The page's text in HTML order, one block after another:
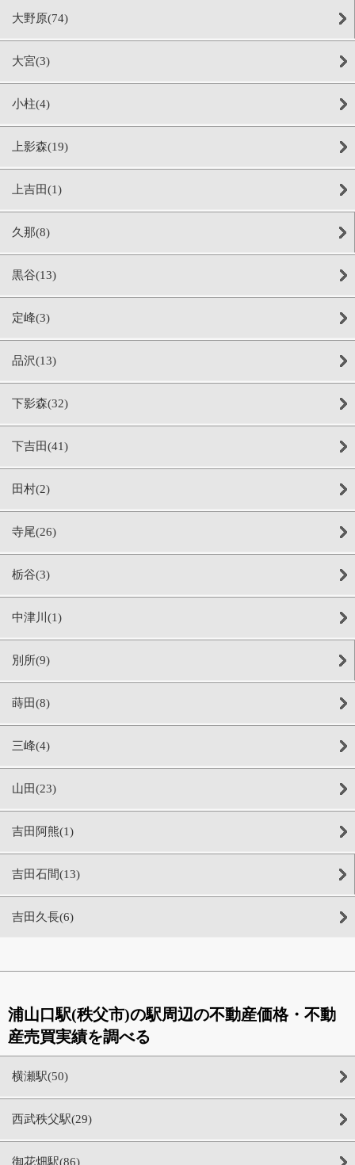
大野原(74)
大宮(3)
小柱(4)
上影森(19)
上吉田(1)
久那(8)
黒谷(13)
定峰(3)
品沢(13)
下影森(32)
下吉田(41)
田村(2)
寺尾(26)
栃谷(3)
中津川(1)
別所(9)
蒔田(8)
三峰(4)
山田(23)
吉田阿熊(1)
吉田石間(13)
吉田久長(6)
浦山口駅(秩父市)の駅周辺の不動産価格・不動
産売買実績を調べる
横瀬駅(50)
西武秩父駅(29)
御花畑駅(86)